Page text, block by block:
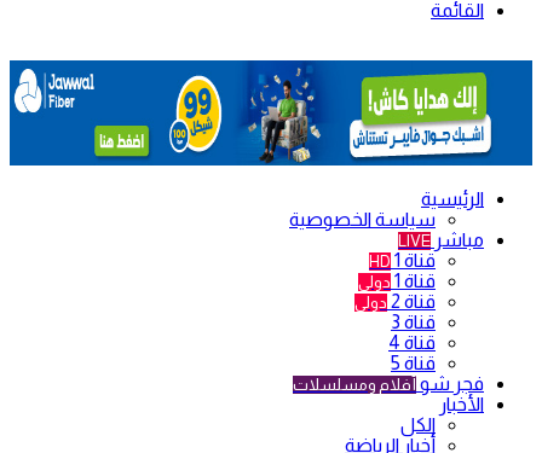
القائمة
الرئيسية
سياسة الخصوصية
مباشر LIVE
قناة 1 HD
قناة 1 دولي
قناة 2 دولي
قناة 3
قناة 4
قناة 5
فجر شو أفلام ومسلسلات
الأخبار
الكل
أخبار الرياضة